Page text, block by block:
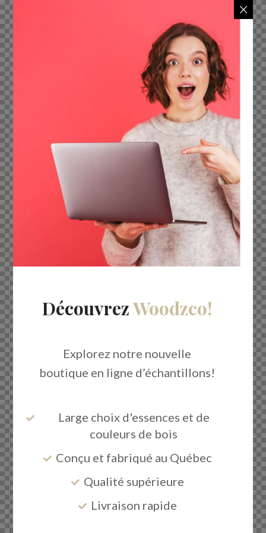
DécouvrezWoodzco!
Explorez notre nouvelle
boutique en ligne d’échantillons!
Large choix d'essences et de
couleurs de bois
Conçu et fabriqué au Québec
Qualité supérieure
Livraison rapide